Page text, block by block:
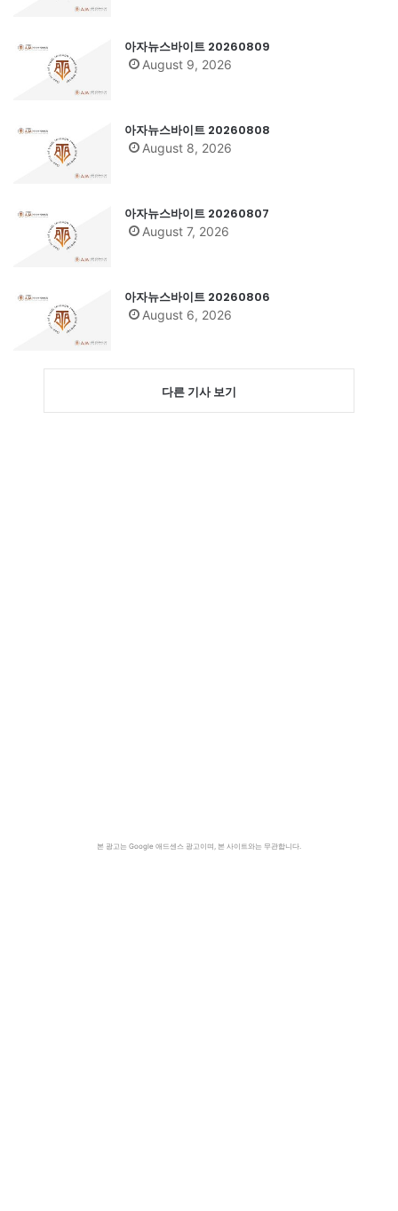
아자뉴스바이트 20260809
August 9, 2026
아자뉴스바이트 20260808
August 8, 2026
아자뉴스바이트 20260807
August 7, 2026
아자뉴스바이트 20260806
August 6, 2026
다른 기사 보기
본 광고는 Google 애드센스 광고이며, 본 사이트와는 무관합니다.